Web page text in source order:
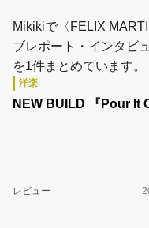
Mikikiで〈FELIX
ブレポート・インタビ
を1件まとめています。
洋楽
NEW BUILD 『Pour It
レビュー